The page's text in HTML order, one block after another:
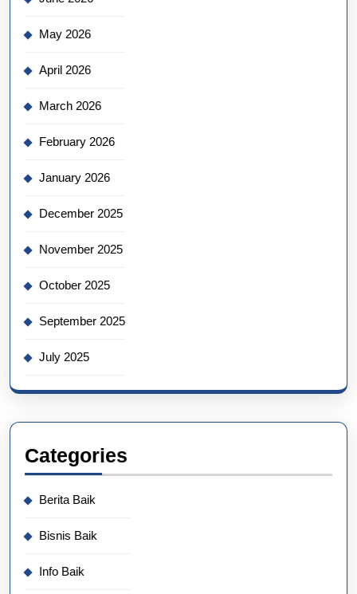
May 2026
April 2026
March 2026
February 2026
January 2026
December 2025
November 2025
October 2025
September 2025
July 2025
Categories
Berita Baik
Bisnis Baik
Info Baik